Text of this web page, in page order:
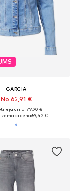
GARCIA
No 62,91 €
cena: 79,90 €
zemākā cena:59,42 €